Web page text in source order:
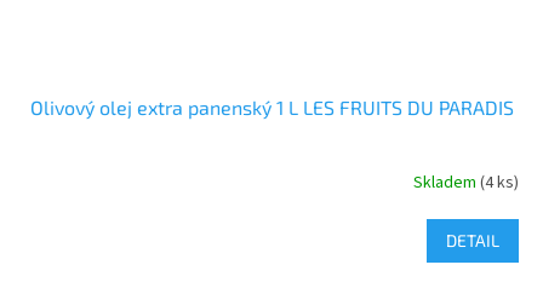
Olivový olej extra panenský 1 L LES FRUITS DU PARADIS
Skladem (4 ks)
DETAIL